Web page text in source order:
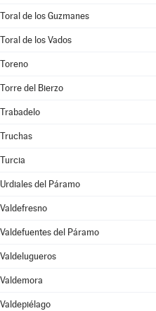
Toral de los Guzmanes
Toral de los Vados
Toreno
Torre del Bierzo
Trabadelo
Truchas
Turcia
Urdiales del Páramo
Valdefresno
Valdefuentes del Páramo
Valdelugueros
Valdemora
Valdepiélago